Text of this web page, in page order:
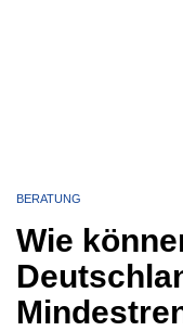
BERATUNG
Wie